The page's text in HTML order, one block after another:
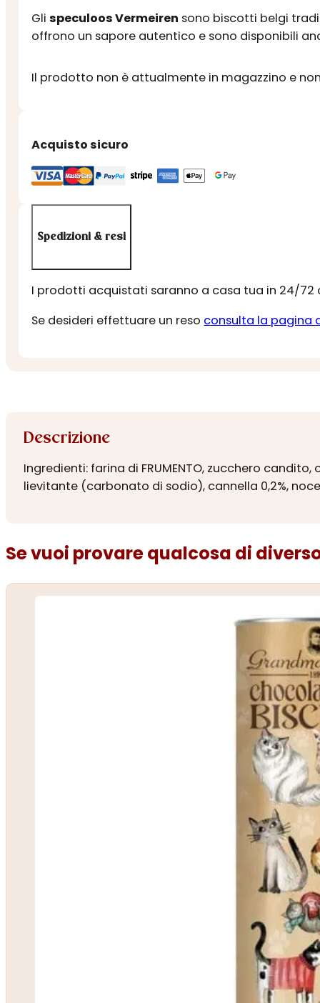
Glispeculoos Vermeiren sono biscotti belgi
offrono un sapore autentico e sono disponibili
Il prodotto non è attualmente in magazzino e
Acquisto sicuro
Spedizioni & resi
I prodotti acquistati saranno a casa tua in 24/72
Se desideri effettuare un reso consulta la pagina
Descrizione
Ingredienti: farina di FRUMENTO, zucchero
lievitante (carbonato di sodio), cannella 0,2%,
Se vuoi provare qualcosa di